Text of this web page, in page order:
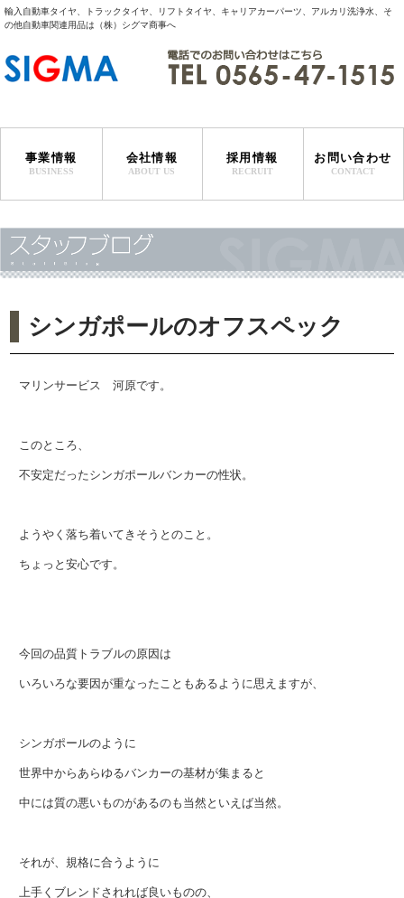
輸入自動車タイヤ、トラックタイヤ、リフトタイヤ、キャリアカーパーツ、アルカリ洗浄水、そ
の他自動車関連用品は（株）シグマ商事へ
事業情報
BUSINESS
会社情報
ABOUT US
採用情報
RECRUIT
お問い合わせ
CONTACT
シンガポールのオフスペック
マリンサービス 河原です。
このところ、
不安定だったシンガポールバンカーの性状。
ようやく落ち着いてきそうとのこと。
ちょっと安心です。
今回の品質トラブルの原因は
いろいろな要因が重なったこともあるように思えますが、
シンガポールのように
世界中からあらゆるバンカーの基材が集まると
中には質の悪いものがあるのも当然といえば当然。
それが、規格に合うように
上手くブレンドされれば良いものの、